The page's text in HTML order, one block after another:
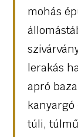
mohás
lerakás
apró
kanyargó
túli,